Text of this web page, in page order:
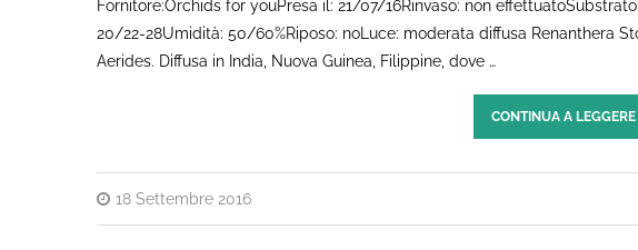
Fornitore:Orchids for youPresa il: 21/07/16Rinvaso: non
20/22-28Umidità: 50/60%Riposo: noLuce: moderata diffusa Renanthera
Aerides. Diffusa in India, Nuova Guinea, Filippine, dove …
CONTINUA A LEGGERE
18 Settembre 2016